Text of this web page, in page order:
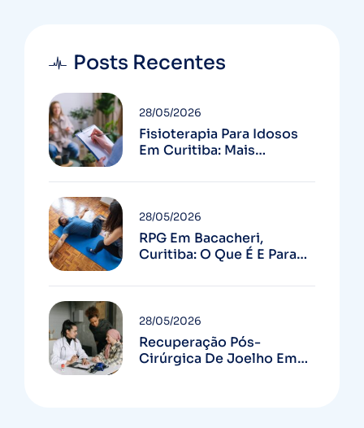
Posts Recentes
Fisioterapia Para Idosos
Em Curitiba: Mais
Quedas
28/05/2026
RPG Em Bacacheri,
Curitiba: O Que É E Para
28/05/2026
Recuperação Pós-
Cirúrgica De Joelho Em
28/05/2026